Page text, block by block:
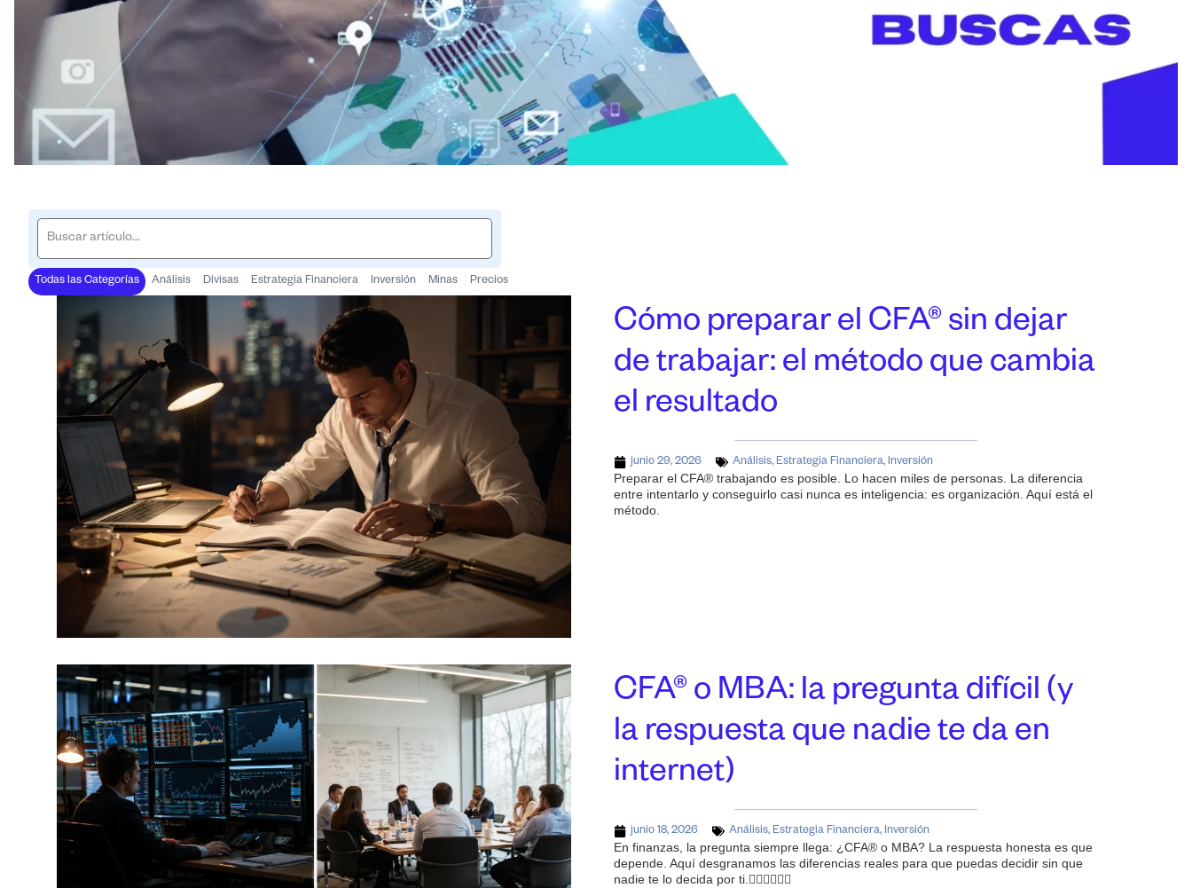
Análisis Divisas Estrategia Financiera Inversión Minas Precios
Todas las Categorías
Cómo preparar el CFA® sin dejar
de trabajar: el método que cambia
el resultado
junio 29, 2026 Análisis, Estrategia Financiera, Inversión
Preparar el CFA® trabajando es posible. Lo hacen miles de personas. La diferencia
entre intentarlo y conseguirlo casi nunca es inteligencia: es organización. Aquí está el
método.
CFA® o MBA: la pregunta difícil (y
la respuesta que nadie te da en
internet)
junio 18, 2026 Análisis, Estrategia Financiera, Inversión
En finanzas, la pregunta siempre llega: ¿CFA® o MBA? La respuesta honesta es que
depende. Aquí desgranamos las diferencias reales para que puedas decidir sin que
nadie te lo decida por ti.